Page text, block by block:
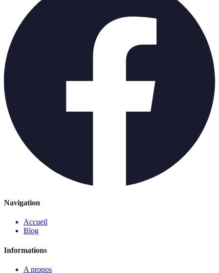
Navigation
Accueil
Blog
Informations
A propos